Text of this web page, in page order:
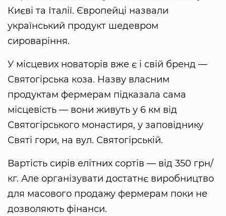
Києві та Італії. Європейці назвали
український продукт шедевром
сироваріння.
У місцевих новаторів вже є і свій бренд —
Святогірська коза. Назву власним
продуктам фермерам підказала сама
місцевість — вони живуть у 6 км від
Святогірського монастиря, у заповіднику
Святі гори, на вул. Святогірській.
Вартість сирів елітних сортів — від 350 грн/
кг. Але організувати достатнє виробництво
для масового продажу фермерам поки не
дозволяють фінанси.